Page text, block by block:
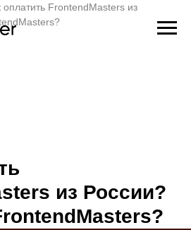
оплатить FrontendMasters из
из России?